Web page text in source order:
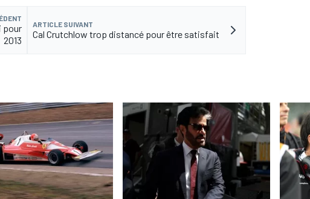
pour
2013
ARTICLE SUIVANT
Cal Crutchlow trop distancé pour être satisfait